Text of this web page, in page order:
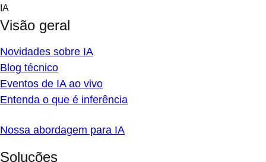
Skip
content
IA
Visão geral
Novidades sobre IA
Blog técnico
Eventos de IA ao vivo
Entenda o que é inferência
Nossa abordagem para IA
Soluções